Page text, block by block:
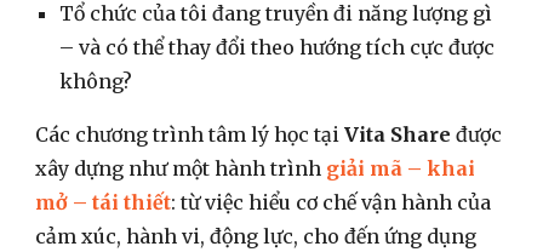
Tổ chức của tôi đang truyền đi năng lượng gì
– và có thể thay đổi theo hướng tích cực được
không?
Các chương trình tâm lý học tạiVita Share được
xây dựng như một hành trình giải mã – khai
mở – tái thiết: từ việc hiểu cơ chế vận hành của
cảm xúc, hành vi, động lực, cho đến ứng dụng